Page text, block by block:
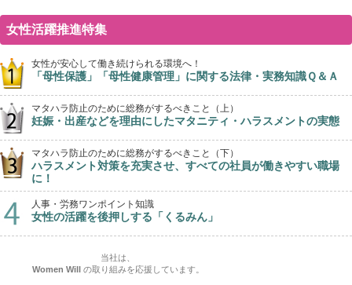
女性活躍推進特集
女性が安心して働き続けられる環境へ！
「母性保護」「母性健康管理」に関する法律・実務知識Ｑ＆Ａ
マタハラ防止のために総務がするべきこと（上）
妊娠・出産などを理由にしたマタニティ・ハラスメントの実態
マタハラ防止のために総務がするべきこと（下）
ハラスメント対策を充実させ、すべての社員が働きやすい職場
に！
人事・労務ワンポイント知識
女性の活躍を後押しする「くるみん」
当社は、
Women Will
の取り組みを応援しています。